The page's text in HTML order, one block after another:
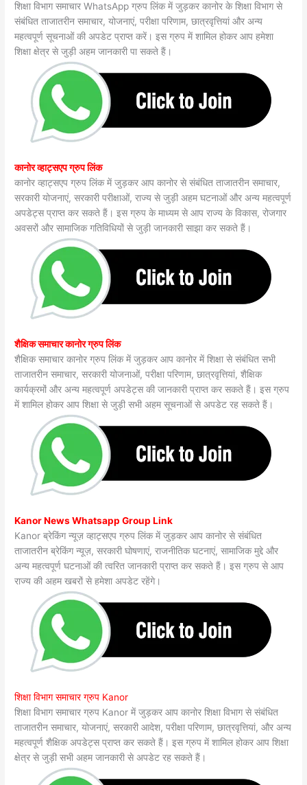
शिक्षा विभाग समाचार WhatsApp ग्रुप लिंक में जुड़कर कानोर के शिक्षा विभाग से
संबंधित ताजातरीन समाचार, योजनाएं, परीक्षा परिणाम, छात्रवृत्तियां और अन्य
महत्वपूर्ण सूचनाओं की अपडेट प्राप्त करें। इस ग्रुप में शामिल होकर आप हमेशा
शिक्षा क्षेत्र से जुड़ी अहम जानकारी पा सकते हैं।
कानोर व्हाट्सएप ग्रुप लिंक
कानोर व्हाट्सएप ग्रुप लिंक में जुड़कर आप कानोर से संबंधित ताजातरीन समाचार,
सरकारी योजनाएं, सरकारी परीक्षाओं, राज्य से जुड़ी अहम घटनाओं और अन्य महत्वपूर्ण
अपडेट्स प्राप्त कर सकते हैं। इस ग्रुप के माध्यम से आप राज्य के विकास, रोजगार
अवसरों और सामाजिक गतिविधियों से जुड़ी जानकारी साझा कर सकते हैं।
शैक्षिक समाचार कानोर ग्रुप लिंक
शैक्षिक समाचार कानोर ग्रुप लिंक में जुड़कर आप कानोर में शिक्षा से संबंधित सभी
ताजातरीन समाचार, सरकारी योजनाओं, परीक्षा परिणाम, छात्रवृत्तियां, शैक्षिक
कार्यक्रमों और अन्य महत्वपूर्ण अपडेट्स की जानकारी प्राप्त कर सकते हैं। इस ग्रुप
में शामिल होकर आप शिक्षा से जुड़ी सभी अहम सूचनाओं से अपडेट रह सकते हैं।
Kanor News Whatsapp Group Link
Kanor ब्रेकिंग न्यूज़ व्हाट्सएप ग्रुप लिंक में जुड़कर आप कानोर से संबंधित
ताजातरीन ब्रेकिंग न्यूज़, सरकारी घोषणाएं, राजनीतिक घटनाएं, सामाजिक मुद्दे और
अन्य महत्वपूर्ण घटनाओं की त्वरित जानकारी प्राप्त कर सकते हैं। इस ग्रुप से आप
राज्य की अहम खबरों से हमेशा अपडेट रहेंगे।
शिक्षा विभाग समाचार ग्रुप Kanor
शिक्षा विभाग समाचार ग्रुप Kanor में जुड़कर आप कानोर शिक्षा विभाग से संबंधित
ताजातरीन समाचार, योजनाएं, सरकारी आदेश, परीक्षा परिणाम, छात्रवृत्तियां, और अन्य
महत्वपूर्ण शैक्षिक अपडेट्स प्राप्त कर सकते हैं। इस ग्रुप में शामिल होकर आप शिक्षा
क्षेत्र से जुड़ी सभी अहम जानकारी से अपडेट रह सकते हैं।